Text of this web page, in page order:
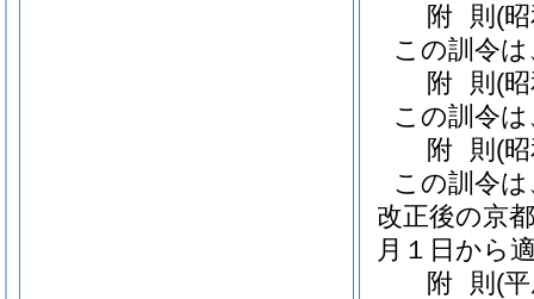
附 則 (
この訓令
附 則 (
この訓令
附 則 (
この訓令
改正後の京
月１日から
附 則 (